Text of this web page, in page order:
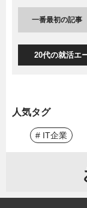
一番最初の記事
20代の就活エ
人気タグ
# IT企業